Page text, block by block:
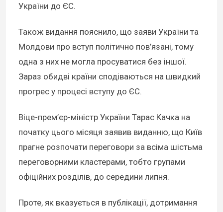
України до ЄС.
Також видання пояснило, що заяви України та
Молдови про вступ політично пов’язані, тому
одна з них не могла просуватися без іншої.
Зараз обидві країни сподіваються на швидкий
прогрес у процесі вступу до ЄС.
Віце-прем’єр-міністр України Тарас Качка на
початку цього місяця заявив виданню, що Київ
прагне розпочати переговори за всіма шістьма
переговорними кластерами, тобто групами
офіційних розділів, до середини липня.
Проте, як вказується в публікації, дотримання